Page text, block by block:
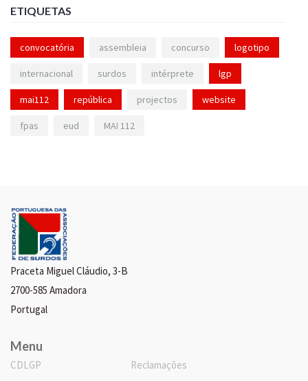
ETIQUETAS
convocatória assembleia concurso logotipo
internacional surdos intérprete lgp
mai112 república projectos website
fpas eud MAI 112
Praceta Miguel Cláudio, 3-B
2700-585 Amadora
Portugal
Menu
CDLGP
Reclamações